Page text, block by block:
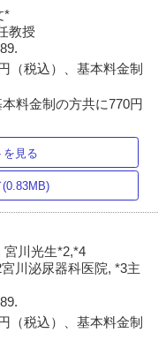
*
教授
（税込）、基本料金制
料金制の方共に770円
を見る
宮川光生*2,*4
川泌尿器科医院, *3主
（税込）、基本料金制